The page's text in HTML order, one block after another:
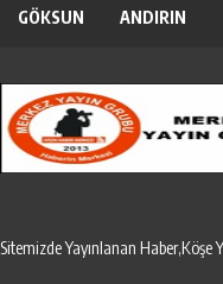
GÖKSUN ANDIRIN
Sitemizde Yayınlanan